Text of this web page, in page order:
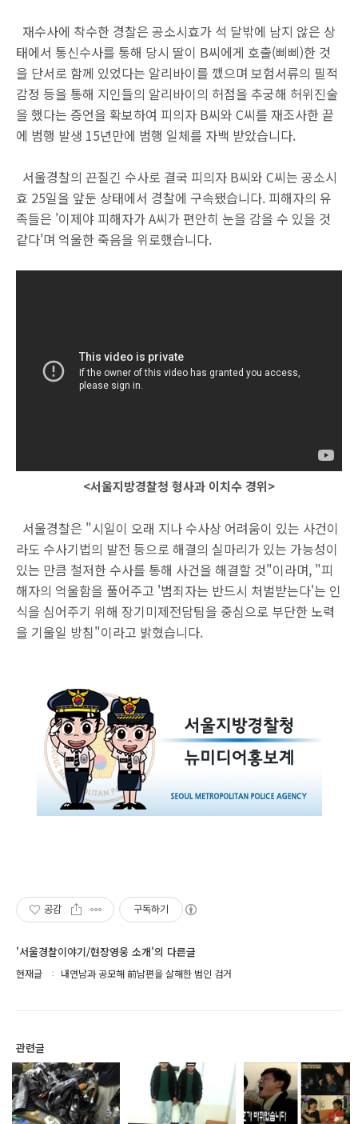
재수사에 착수한 경찰은 공소시효가 석 달밖에 남지 않은 상
태에서 통신수사를 통해 당시 딸이 B씨에게 호출(삐삐)한 것
을 단서로 함께 있었다는 알리바이를 깼으며 보험서류의 필적
감정 등을 통해 지인들의 알리바이의 허점을 추궁해 허위진술
을 했다는 증언을 확보하여 피의자 B씨와 C씨를 재조사한 끝
에 범행 발생 15년만에 범행 일체를 자백 받았습니다.
서울경찰의 끈질긴 수사로 결국 피의자 B씨와 C씨는 공소시
효 25일을 앞둔 상태에서 경찰에 구속됐습니다. 피해자의 유
족들은 '이제야 피해자가 A씨가 편안히 눈을 감을 수 있을 것
같다'며 억울한 죽음을 위로했습니다.
<서울지방경찰청 형사과 이치수 경위>
서울경찰은 "시일이 오래 지나 수사상 어려움이 있는 사건이
라도 수사기법의 발전 등으로 해결의 실마리가 있는 가능성이
있는 만큼 철저한 수사를 통해 사건을 해결할 것"이라며, "피
해자의 억울함을 풀어주고 '범죄자는 반드시 처벌받는다'는 인
식을 심어주기 위해 장기미제전담팀을 중심으로 부단한 노력
을 기울일 방침"이라고 밝혔습니다.
공감 구독하기
'서울경찰이야기/현장영웅 소개'의 다른글
현재글 내연남과 공모해 前남편을 살해한 범인 검거
관련글